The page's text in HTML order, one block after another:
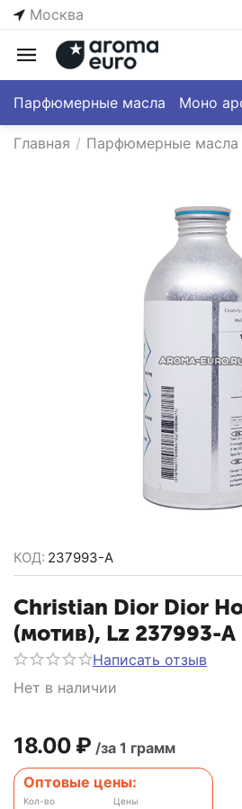
Москва
Парфюмерные масла Моно
Главная / Парфюмерные масла
КОД: 237993-A
Christian Dior Dior
(мотив), Lz 237993-A
Написать отзыв
Нет в наличии
18.00 ₽ /за 1 грамм
Оптовые цены:
Кол-во Цены